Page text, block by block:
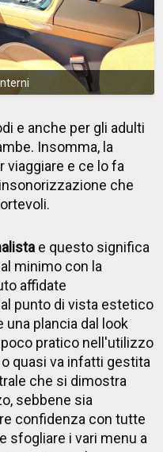
e anche per gli adulti
Insomma, la
viaggiare e ce lo fa
che
e questo significa
minimo con la
affidate
punto di vista estetico
plancia dal look
pratico nell'utilizzo
quasi va infatti gestita
che si dimostra
sebbene sia
confidenza con tutte
sfogliare i vari menu a